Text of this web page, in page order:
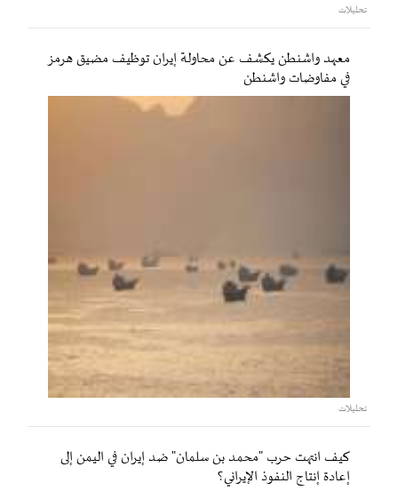
تحليلات
معهد واشنطن يكشف عن محاولة إيران توظيف مضيق هرمز
في مفاوضات واشنطن
تحليلات
كيف انتهت حرب "محمد بن سلمان" ضد إيران في اليمن إلى
إعادة إنتاج النفوذ الإيراني؟